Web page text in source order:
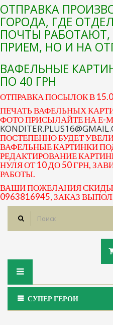
ОТПРАВКА
ГОРОДА, ГДЕ
ПОЧТЫ РАБОТАЮТ,
ПРИЕМ, НО И НА
ВАФЕЛЬНЫЕ
ПО 40 ГРН
ОТПРАВКА ПОСЫЛОК В
ПЕЧАТЬ ВАФЕЛЬНЫХ
ФОТО ПРИСЫЛАЙТЕ НА Е-
ПОСТЕПЕННО БУДЕТ
ВАФЕЛЬНЫЕ КАРТИНКИ
РЕДАКТИРОВАНИЕ
НУЛЯ ОТ 10 ДО 50 ГРН,
РАБОТЫ.
ВАШИ ПОЖЕЛАНИЯ
0963816945, ЗАКАЗ
Toggle
СУПЕР ГЕРОИ